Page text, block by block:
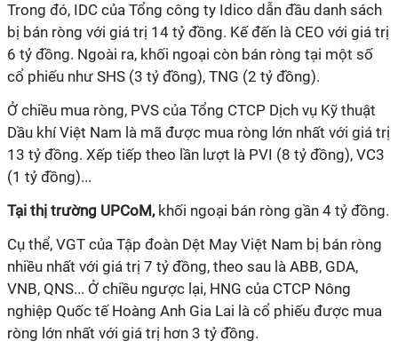
Trong đó, IDC của Tổng công ty Idico dẫn đầu danh sách
bị bán ròng với giá trị 14 tỷ đồng. Kế đến là CEO với giá trị
6 tỷ đồng. Ngoài ra, khối ngoại còn bán ròng tại một số
cổ phiếu như SHS (3 tỷ đồng), TNG (2 tỷ đồng).
Ở chiều mua ròng, PVS của Tổng CTCP Dịch vụ Kỹ thuật
Dầu khí Việt Nam là mã được mua ròng lớn nhất với giá trị
13 tỷ đồng. Xếp tiếp theo lần lượt là PVI (8 tỷ đồng), VC3
(1 tỷ đồng)...
Tại thị trường UPCoM, khối ngoại bán ròng gần 4 tỷ đồng.
Cụ thể, VGT của Tập đoàn Dệt May Việt Nam bị bán ròng
nhiều nhất với giá trị 7 tỷ đồng, theo sau là ABB, GDA,
VNB, QNS... Ở chiều ngược lại, HNG của CTCP Nông
nghiệp Quốc tế Hoàng Anh Gia Lai là cổ phiếu được mua
ròng lớn nhất với giá trị hơn 3 tỷ đồng.